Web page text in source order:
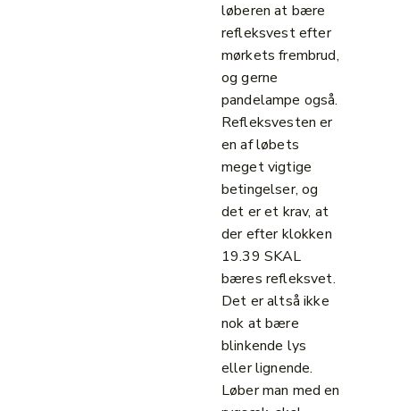
løberen at bære
refleksvest efter
mørkets frembrud,
og gerne
pandelampe også.
Refleksvesten er
en af løbets
meget vigtige
betingelser, og
det er et krav, at
der efter klokken
19.39 SKAL
bæres refleksvet.
Det er altså ikke
nok at bære
blinkende lys
eller lignende.
Løber man med en